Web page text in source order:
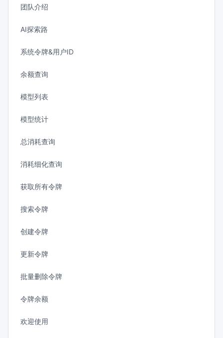
团队介绍
AI探索路
系统令牌&用户ID
余额查询
模型列表
模型统计
总消耗查询
消耗细化查询
获取所有令牌
搜索令牌
创建令牌
更新令牌
批量删除令牌
令牌余额
欢迎使用